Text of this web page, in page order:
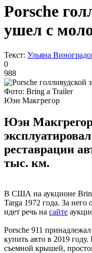
Porsche
ушел с
Текст: Ульяна
0
988
Фото: Bring a Trailer
Юэн Макгрегор
Юэн
реставрации
тыс. км.
В США на аукционе
Targa 1972 года. За
идет речь на сайте
Porsche 911
купить авто в 2019
съемной крышей,